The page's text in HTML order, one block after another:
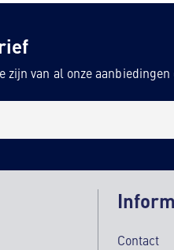
zijn van al onze
Contact